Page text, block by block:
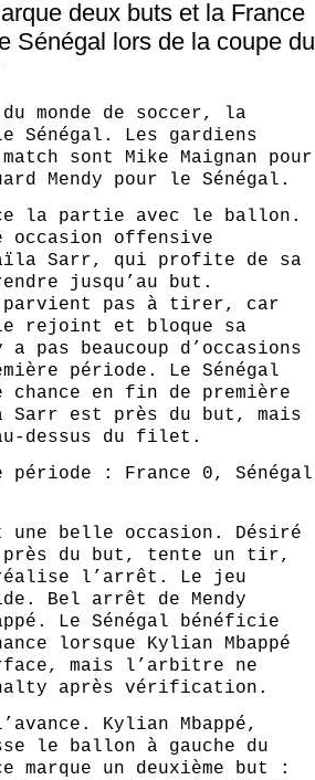
deux buts et la France
Sénégal lors de la coupe du
monde de soccer, la
Sénégal. Les gardiens
sont Mike Maignan pour
Mendy pour le Sénégal.
la partie avec le ballon.
occasion offensive
Sarr, qui profite de sa
jusqu’au but.
parvient pas à tirer, car
le rejoint et bloque sa
beaucoup d’occasions
période. Le Sénégal
chance en fin de première
Sarr est près du but, mais
dessus du filet.
période : France 0, Sénégal
une belle occasion. Désiré
près du but, tente un tir,
l’arrêt. Le jeu
Bel arrêt de Mendy
Le Sénégal bénéficie
lorsque Kylian Mbappé
mais l’arbitre ne
après vérification.
Kylian Mbappé,
le ballon à gauche du
marque un deuxième but :